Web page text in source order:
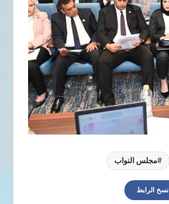
مجلس النواب
نسخ الرابط